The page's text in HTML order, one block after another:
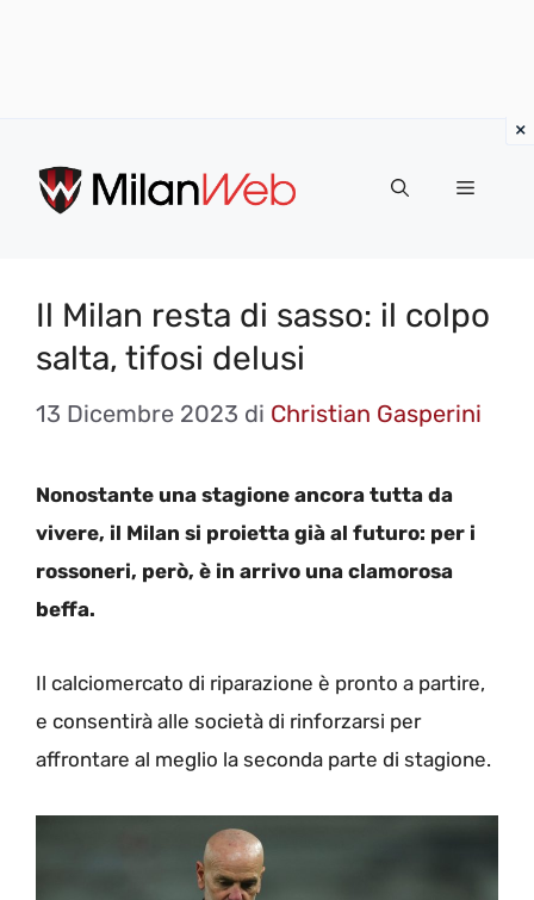
contenuto
MENU
Il Milan resta di sasso: il colpo
salta, tifosi delusi
13 Dicembre 2023 di Christian Gasperini
Nonostante una stagione ancora tutta da
vivere, il Milan si proietta già al futuro: per i
rossoneri, però, è in arrivo una clamorosa
beffa.
Il calciomercato di riparazione è pronto a partire,
e consentirà alle società di rinforzarsi per
affrontare al meglio la seconda parte di stagione.